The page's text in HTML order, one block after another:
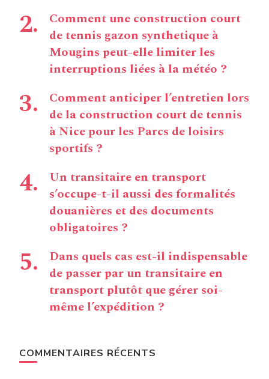
Comment une construction court
de tennis gazon synthetique à
Mougins peut-elle limiter les
interruptions liées à la météo ?
Comment anticiper l’entretien lors
de la construction court de tennis
à Nice pour les Parcs de loisirs
sportifs ?
Un transitaire en transport
s’occupe-t-il aussi des formalités
douanières et des documents
obligatoires ?
Dans quels cas est-il indispensable
de passer par un transitaire en
transport plutôt que gérer soi-
même l’expédition ?
COMMENTAIRES RÉCENTS